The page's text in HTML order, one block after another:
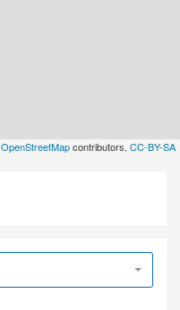
OpenStreetMapcontributors, CC-BY-SA